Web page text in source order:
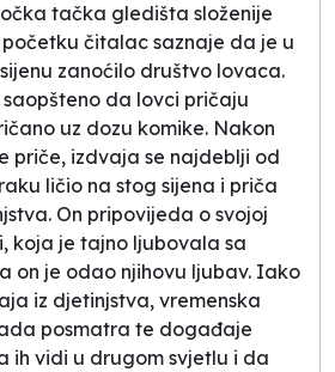
tačka gledišta složenije
čitalac saznaje da je u
zanoćilo društvo lovaca.
da lovci pričaju
uz dozu komike. Nakon
priče, izdvaja se najdeblji od
ličio na stog sijena i priča
On pripovijeda o svojoj
koja je tajno ljubovala sa
on je odao njihovu ljubav. Iako
iz djetinjstva, vremenska
posmatra te događaje
ih vidi u drugom svjetlu i da